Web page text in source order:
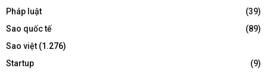
Pháp luật
(39)
Sao quốc tế
(89)
Sao việt (1.276)
Startup
(9)